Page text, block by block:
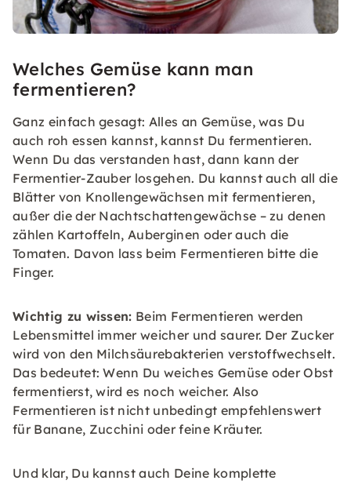
Welches Gemüse kann man
fermentieren?
Ganz einfach gesagt: Alles an Gemüse, was Du
auch roh essen kannst, kannst Du fermentieren.
Wenn Du das verstanden hast, dann kann der
Fermentier-Zauber losgehen. Du kannst auch all die
Blätter von Knollengewächsen mit fermentieren,
außer die der Nachtschattengewächse – zu denen
zählen Kartoffeln, Auberginen oder auch die
Tomaten. Davon lass beim Fermentieren bitte die
Finger.
Wichtig zu wissen: Beim Fermentieren werden
Lebensmittel immer weicher und saurer. Der Zucker
wird von den Milchsäurebakterien verstoffwechselt.
Das bedeutet: Wenn Du weiches Gemüse oder Obst
fermentierst, wird es noch weicher. Also
Fermentieren ist nicht unbedingt empfehlenswert
für Banane, Zucchini oder feine Kräuter.
Und klar, Du kannst auch Deine komplette